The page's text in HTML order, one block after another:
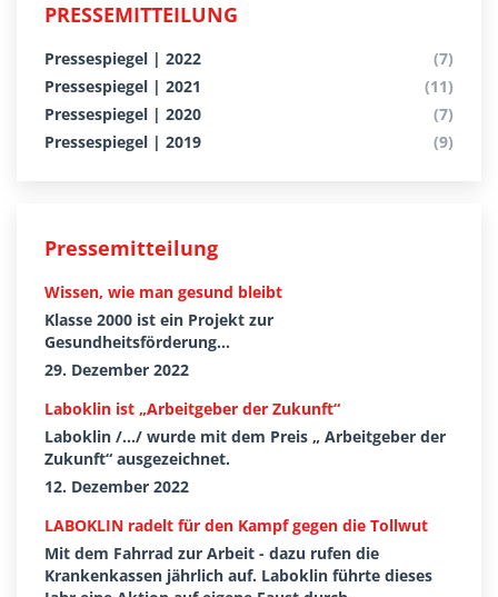
PRESSEMITTEILUNG
Pressespiegel | 2022
(7)
Pressespiegel | 2021
(11)
Pressespiegel | 2020
(7)
Pressespiegel | 2019
(9)
Pressemitteilung
Wissen, wie man gesund bleibt
Klasse 2000 ist ein Projekt zur
Gesundheitsförderung...
29. Dezember 2022
Laboklin ist „Arbeitgeber der Zukunft“
Laboklin /.../ wurde mit dem Preis „ Arbeitgeber der
Zukunft“ ausgezeichnet.
12. Dezember 2022
LABOKLIN radelt für den Kampf gegen die Tollwut
Mit dem Fahrrad zur Arbeit - dazu rufen die
Krankenkassen jährlich auf. Laboklin führte dieses